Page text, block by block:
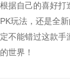
据自己的喜好打
玩法，还是全
不能错过这款
世界！